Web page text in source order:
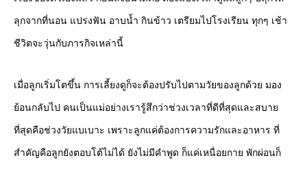
ลุกจากที่นอน แปรงฟัน อาบน้ำ กินข้าว เตรียมไปโรงเรียน ทุกๆ เช้า
ชีวิตจะวุ่นกับภารกิจเหล่านี้
เมื่อลูกเริ่มโตขึ้น การเลี้ยงดูก็จะต้องปรับไปตามวัยของลูกด้วย มอง
ย้อนกลับไป คนเป็นแม่อย่างเรารู้สึกว่าช่วงเวลาที่ดีที่สุดและสบาย
ที่สุดคือช่วงวัยแบเบาะ เพราะลูกแค่ต้องการความรักและอาหาร ที่
สำคัญคือลูกยังตอบโต้ไม่ได้ ยังไม่มีคำพูด ก็แค่เหนื่อยกาย พักผ่อนก็